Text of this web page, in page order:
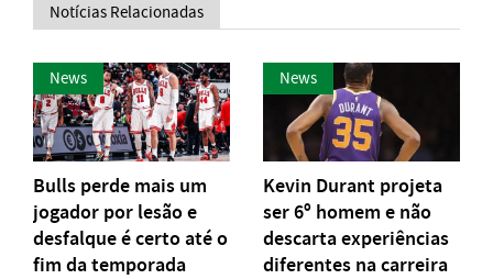
Notícias Relacionadas
News
Bulls perde mais um
jogador por lesão e
desfalque é certo até o
fim da temporada
News
Kevin Durant projeta
ser 6º homem e não
descarta experiências
diferentes na carreira